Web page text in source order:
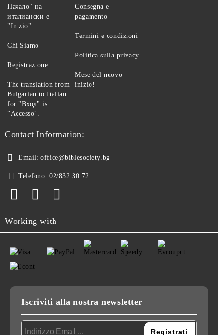
Начало" на
италиански е
"Inizio".
Chi Siamo
Registrazione
The translation from
Bulgarian to Italian
for "Вход" is
"Accesso".
Consegna e
pagamento
Termini e condizioni
Politica sulla privacy
Mese del nuovo
inizio!
Contact Information:
Email: office@biblesociety.bg
Telefono: 02/832 30 72
Working with
Iscriviti alla nostra newsletter